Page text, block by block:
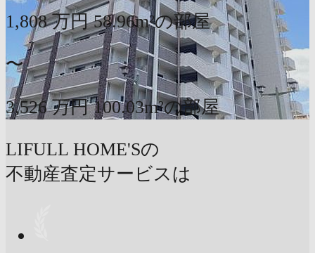
1,808 万円 58.96m²の部屋
〜
3,526 万円 100.03m²の部屋
LIFULL HOME'Sの
不動産査定サービスは